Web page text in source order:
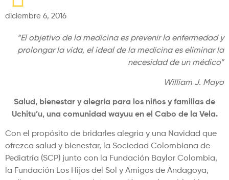
diciembre 6, 2016
“El objetivo de la medicina es prevenir la enfermedad y
prolongar la vida, el ideal de la medicina es eliminar la
necesidad de un médico”
William J. Mayo
Salud, bienestar y alegría para los niños y familias de
Uchitu’u, una comunidad wayuu en el Cabo de la Vela.
Con el propósito de bridarles alegria y una Navidad que
ofrezca salud y bienestar, la Sociedad Colombiana de
Pediatría (SCP) junto con la Fundación Baylor Colombia,
la Fundación Los Hijos del Sol y Amigos de Andagoya,